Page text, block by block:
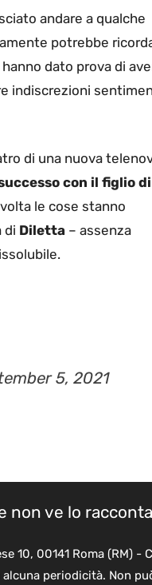
andare a qualche
potrebbe
hanno dato prova di
indiscrezioni
di una nuova
con il figlio di
le cose stanno
di Diletta – assenza
5, 2021
non ve lo racconta
10, 00141 Roma (RM) -
periodicità. Non